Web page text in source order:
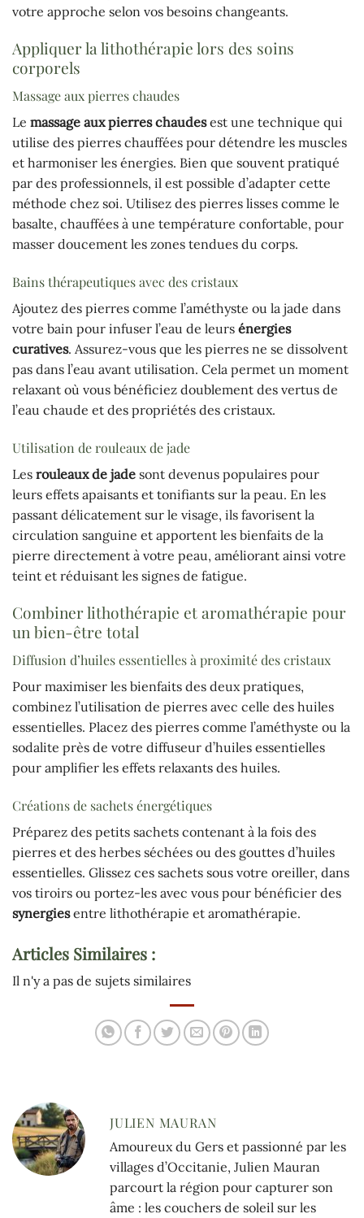
votre approche selon vos besoins changeants.
Appliquer la lithothérapie lors des soins
corporels
Massage aux pierres chaudes
Le massage aux pierres chaudesest une technique qui
utilise des pierres chauffées pour détendre les muscles
et harmoniser les énergies. Bien que souvent pratiqué
par des professionnels, il est possible d’adapter cette
méthode chez soi. Utilisez des pierres lisses comme le
basalte, chauffées à une température confortable, pour
masser doucement les zones tendues du corps.
Bains thérapeutiques avec des cristaux
Ajoutez des pierres comme l’améthyste ou la jade dans
votre bain pour infuser l’eau de leurs énergies
curatives. Assurez-vous que les pierres ne se dissolvent
pas dans l’eau avant utilisation. Cela permet un moment
relaxant où vous bénéficiez doublement des vertus de
l’eau chaude et des propriétés des cristaux.
Utilisation de rouleaux de jade
Les rouleaux de jade sont devenus populaires pour
leurs effets apaisants et tonifiants sur la peau. En les
passant délicatement sur le visage, ils favorisent la
circulation sanguine et apportent les bienfaits de la
pierre directement à votre peau, améliorant ainsi votre
teint et réduisant les signes de fatigue.
Combiner lithothérapie et aromathérapie pour
un bien-être total
Diffusion d’huiles essentielles à proximité des cristaux
Pour maximiser les bienfaits des deux pratiques,
combinez l’utilisation de pierres avec celle des huiles
essentielles. Placez des pierres comme l’améthyste ou la
sodalite près de votre diffuseur d’huiles essentielles
pour amplifier les effets relaxants des huiles.
Créations de sachets énergétiques
Préparez des petits sachets contenant à la fois des
pierres et des herbes séchées ou des gouttes d’huiles
essentielles. Glissez ces sachets sous votre oreiller, dans
vos tiroirs ou portez-les avec vous pour bénéficier des
synergiesentre lithothérapie et aromathérapie.
Articles Similaires :
Il n'y a pas de sujets similaires
JULIEN MAURAN
Amoureux du Gers et passionné par les
villages d’Occitanie, Julien Mauran
parcourt la région pour capturer son
âme : les couchers de soleil sur les